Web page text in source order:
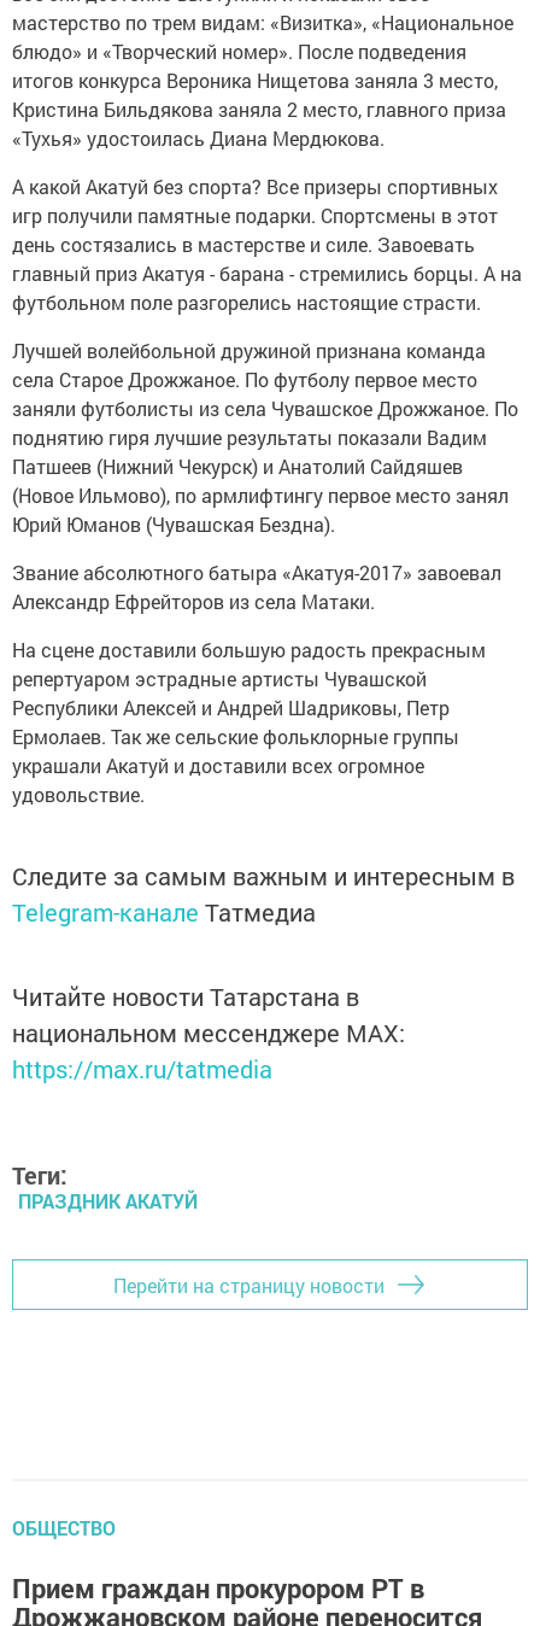
мастерство по трем видам: «Визитка», «Национальное
блюдо» и «Творческий номер». После подведения
итогов конкурса Вероника Нищетова заняла 3 место,
Кристина Бильдякова заняла 2 место, главного приза
«Тухья» удостоилась Диана Мердюкова.
А какой Акатуй без спорта? Все призеры спортивных
игр получили памятные подарки. Спортсмены в этот
день состязались в мастерстве и силе. Завоевать
главный приз Акатуя - барана - стремились борцы. А на
футбольном поле разгорелись настоящие страсти.
Лучшей волейбольной дружиной признана команда
села Старое Дрожжаное. По футболу первое место
заняли футболисты из села Чувашское Дрожжаное. По
поднятию гиря лучшие результаты показали Вадим
Патшеев (Нижний Чекурск) и Анатолий Сайдяшев
(Новое Ильмово), по армлифтингу первое место занял
Юрий Юманов (Чувашская Бездна).
Звание абсолютного батыра «Акатуя-2017» завоевал
Александр Ефрейторов из села Матаки.
На сцене доставили большую радость прекрасным
репертуаром эстрадные артисты Чувашской
Республики Алексей и Андрей Шадриковы, Петр
Ермолаев. Так же сельские фольклорные группы
украшали Акатуй и доставили всех огромное
удовольствие.
Следите за самым важным и интересным в
Telegram-канале Татмедиа
Читайте новости Татарстана в
национальном мессенджере MАХ:
https://max.ru/tatmedia
Теги:
ПРАЗДНИК АКАТУЙ
Перейти на страницу новости
ОБЩЕСТВО
Прием граждан прокурором РТ в
Дрожжановском районе переносится